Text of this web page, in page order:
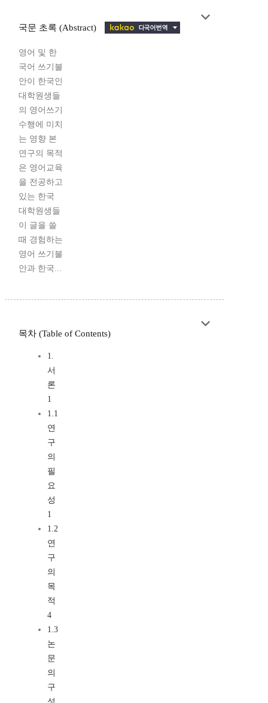
국문 초록 (Abstract)
영어 및 한
국어 쓰기불
안이 한국인
대학원생들
의 영어쓰기
수행에 미치
는 영향 본
연구의 목적
은 영어교육
을 전공하고
있는 한국
대학원생들
이 글을 쓸
때 경험하는
영어 쓰기불
안과 한국...
목차 (Table of Contents)
1.
서
론
1
1.1
연
구
의
필
요
성
1
1.2
연
구
의
목
적
4
1.3
논
문
의
구